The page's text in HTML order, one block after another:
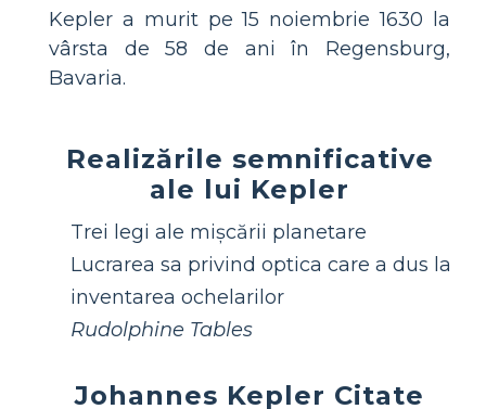
Kepler a murit pe 15 noiembrie 1630 la
vârsta de 58 de ani în Regensburg,
Bavaria.
Realizările semnificative
ale lui Kepler
Trei legi ale mișcării planetare
Lucrarea sa privind optica care a dus la
inventarea ochelarilor
Rudolphine Tables
Johannes Kepler Citate